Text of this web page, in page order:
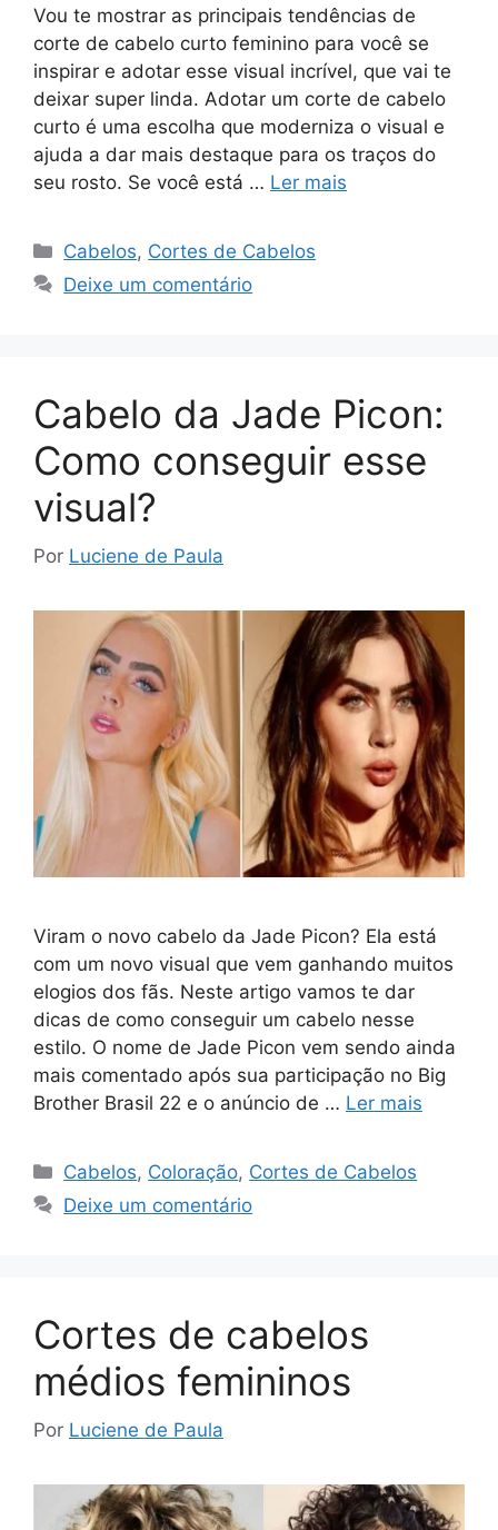
Vou te mostrar as principais tendências de
corte de cabelo curto feminino para você se
inspirar e adotar esse visual incrível, que vai te
deixar super linda. Adotar um corte de cabelo
curto é uma escolha que moderniza o visual e
ajuda a dar mais destaque para os traços do
seu rosto. Se você está … Ler mais
Categorias
Cabelos, Cortes de Cabelos
Deixe um comentário
Cabelo da Jade Picon:
Como conseguir esse
visual?
Por Luciene de Paula
Viram o novo cabelo da Jade Picon? Ela está
com um novo visual que vem ganhando muitos
elogios dos fãs. Neste artigo vamos te dar
dicas de como conseguir um cabelo nesse
estilo. O nome de Jade Picon vem sendo ainda
mais comentado após sua participação no Big
Brother Brasil 22 e o anúncio de … Ler mais
Categorias
Cabelos, Coloração, Cortes de Cabelos
Deixe um comentário
Cortes de cabelos
médios femininos
Por Luciene de Paula